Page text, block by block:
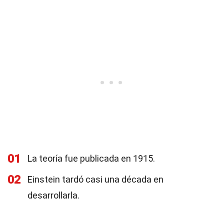
01 La teoría fue publicada en 1915.
02
Einstein tardó casi una década en
desarrollarla.